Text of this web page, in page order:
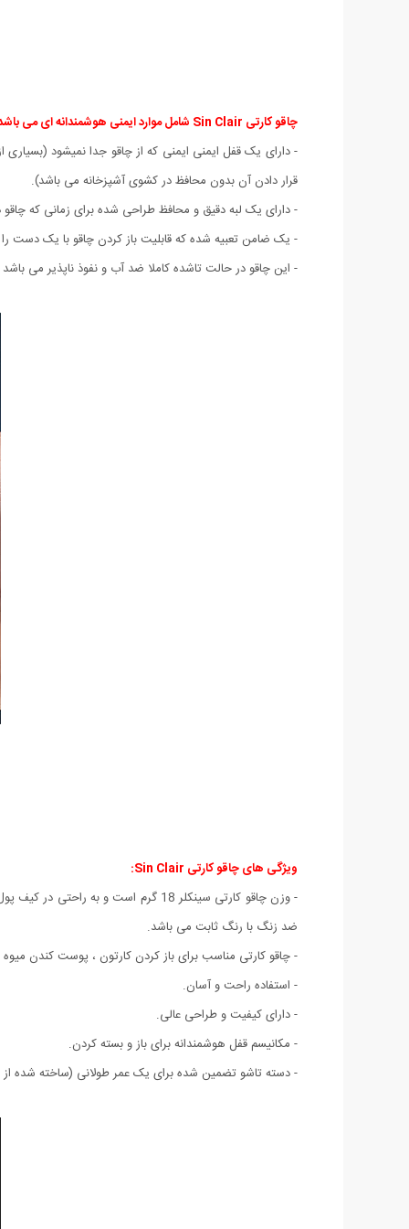
چاقو کارتی Sin Clair شامل موارد ایمنی هوشمندانه ای می باشد از جمله:
- دارای یک قفل ایمنی ایمنی که از چاقو جدا نمیشود (بسیاری
قرار دادن آن بدون محافظ در کشوی آشپزخانه می باشد).
- دارای یک لبه دقیق و محافظ طراحی شده برای زمانی که چاقو در حالت
- یک ضامن تعبیه شده که قابلیت باز کردن چاقو با یک دست
- این چاقو در حالت تاشده کاملا ضد آب و نفوذ ناپذیر می
ویژگی های چاقو کارتی Sin Clair:
- وزن چاقو کارتی سینکلر 18 گرم
ضد زنگ با رنگ ثابت می باشد.
- چاقو کارتی مناسب برای باز کردن کارتون ، پوست کندن
- استفاده راحت و آسان.
- دارای کیفیت و طراحی عالی.
- مکانیسم قفل هوشمندانه برای باز و بسته کردن.
- دسته تاشو تضمین شده برای یک عمر طولانی (ساخته شده از